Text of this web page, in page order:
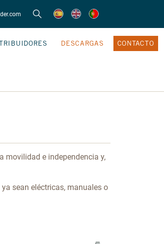
DESCARGAS CONTACTO
movilidad e independencia y,
sean eléctricas, manuales o